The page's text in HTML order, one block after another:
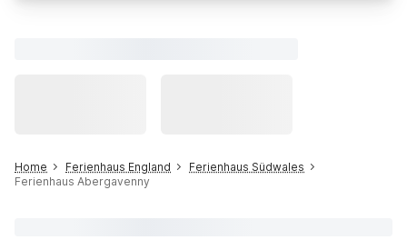
Home Ferienhaus England
Ferienhaus Südwales
Ferienhaus Abergavenny